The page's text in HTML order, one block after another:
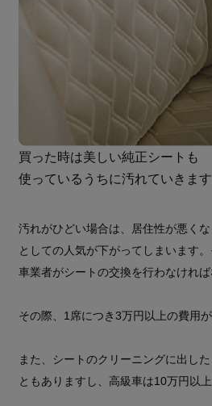
買った時は美しい純正シートも
使っているうちに汚れていきます
汚れがひどい場合は、居住性が悪く
としての人気が下がってしまいます
車業者がシートの交換を行わなければ
その際、1席につき3万円以上の費用
また、シートのクリーニングに出し
ともありますし、高級車は10万円以